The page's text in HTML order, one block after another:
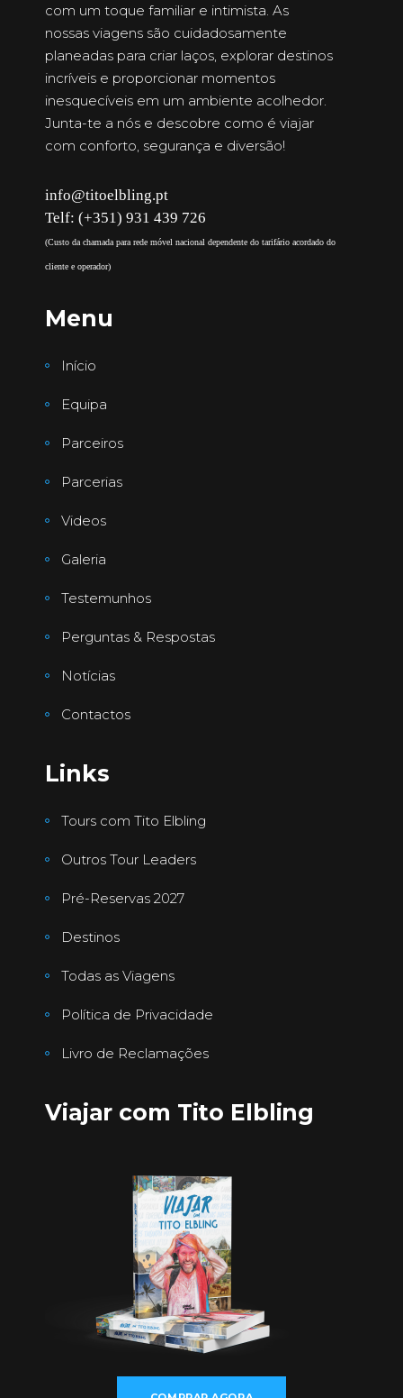
com um toque familiar e intimista. As
nossas viagens são cuidadosamente
planeadas para criar laços, explorar destinos
incríveis e proporcionar momentos
inesquecíveis em um ambiente acolhedor.
Junta-te a nós e descobre como é viajar
com conforto, segurança e diversão!
info@titoelbling.pt
Telf: (+351) 931 439 726
(Custo da chamada para rede móvel nacional dependente do tarifário acordado do
cliente e operador)
Menu
Início
Equipa
Parceiros
Parcerias
Videos
Galeria
Testemunhos
Perguntas & Respostas
Notícias
Contactos
Links
Tours com Tito Elbling
Outros Tour Leaders
Pré-Reservas 2027
Destinos
Todas as Viagens
Política de Privacidade
Livro de Reclamações
Viajar com Tito Elbling